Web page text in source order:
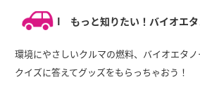
I もっと知りたい！バイオエ
環境にやさしいクルマの燃料、バイオエタノ
クイズに答えてグッズをもらっちゃおう！